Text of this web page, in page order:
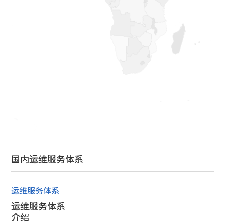
国内运维服务体系
运维服务体系
运维服务体系
介绍